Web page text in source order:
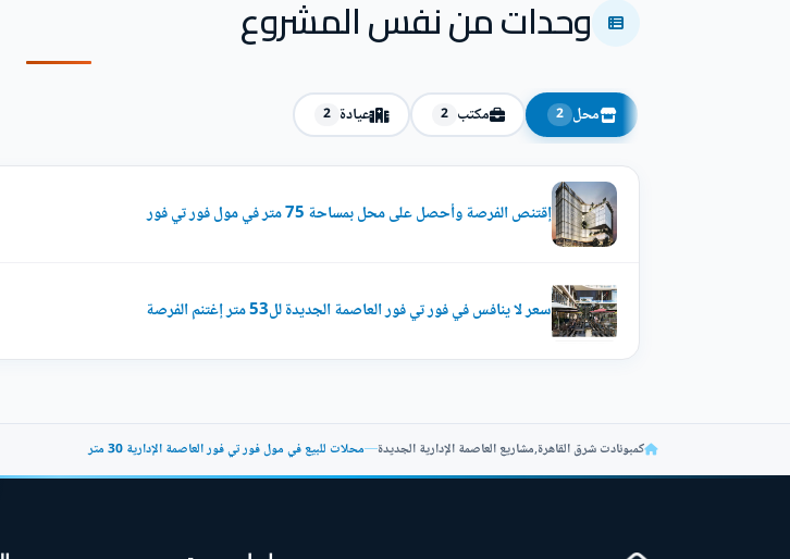
وحدات من نفس المشروع
محل 2 مكتب 2 عيادة 2
إقتنص الفرصة وأحصل على محل بمساحة 75 متر في مول فور تي فور
سعر لا ينافس في فور تي فور العاصمة الجديدة لل53 متر إغتنم الفرصة
كمبونادت شرق القاهرة,مشاريع العاصمة الإدارية الجديدة—محلات للبيع في مول فور تي فور العاصمة الإدارية 30 متر